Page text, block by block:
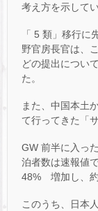
考え方を示してい
「 5 類」移行
野官房長官は、
どの提出につい
た。
また、中国本土
て行ってきた「
GW 前半に入っ
泊者数は速報値
48% 増加し、約
このうち、日本